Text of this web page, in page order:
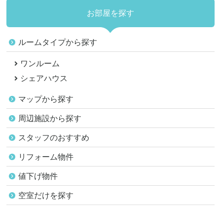
お部屋を探す
ルームタイプから探す
ワンルーム
シェアハウス
マップから探す
周辺施設から探す
スタッフのおすすめ
リフォーム物件
値下げ物件
空室だけを探す